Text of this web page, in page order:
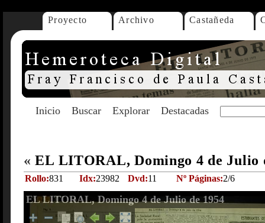
Proyecto Archivo Castañeda
Inicio Buscar Explorar Destacadas
« EL LITORAL, Domingo 4 de Julio
Rollo:831 Idx:23982 Dvd:11 Nº Páginas:2/6
EL LITORAL, Domingo 4 de Julio de 1954